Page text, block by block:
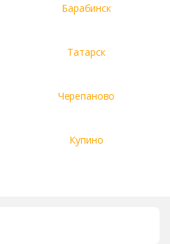
Барабинск
Татарск
Черепаново
Купино